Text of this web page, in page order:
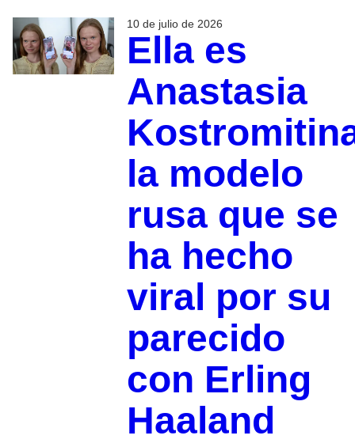
10 de julio de 2026
Ella es
Anastasia
la modelo
rusa que se
ha hecho
viral por su
parecido
con Erling
Haaland